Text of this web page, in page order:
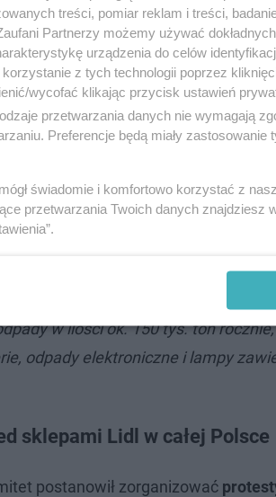
makroniwelacji na powierzchni
jest prawnie chroniony przed tego
Chronionego Krajobrazu Doliny
pominął i nie rozpatrywał
Komitet Obrony Gietrzwałdu.
magazynowa odpadów, które
dot. tej inwestycji wynika na
w ilości ok. 150 tys. ton
odpady elektroniczne i lampy
sklepami Lidl w całej Polsce
postanowił zorganizować
treści, pomiar reklam i treści,
Partnerzy możemy używać
urządzenia do celów
z tych technologii poprzez
wycofać klikając przycisk ustawień
przetwarzania danych nie wymagają
Preferencje będą miały zastosowanie
świadomie i komfortowo korzystać z
przetwarzania Twoich danych znajdziesz